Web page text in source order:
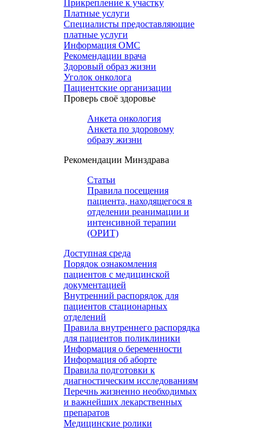
Прикрепление к участку
Платные услуги
Специалисты предоставляющие
платные услуги
Информация ОМС
Рекомендации врача
Здоровый образ жизни
Уголок онколога
Пациентские организации
Проверь своё здоровье
Анкета онкология
Анкета по здоровому
образу жизни
Рекомендации Минздрава
Статьи
Правила посещения
пациента, находящегося в
отделении реанимации и
интенсивной терапии
(ОРИТ)
Доступная среда
Порядок ознакомления
пациентов с медицинской
документацией
Внутренний распорядок для
пациентов стационарных
отделений
Правила внутреннего распорядка
для пациентов поликлиники
Информация о беременности
Информация об аборте
Правила подготовки к
диагностическим исследованиям
Перечнь жизненно необходимых
и важнейших лекарственных
препаратов
Медицинские ролики